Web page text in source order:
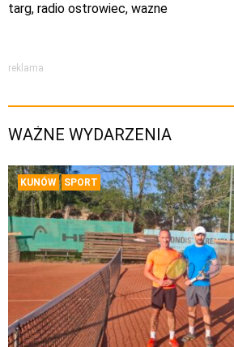
targ, radio ostrowiec, wazne
reklama
WAŻNE WYDARZENIA
KUNÓW SPORT